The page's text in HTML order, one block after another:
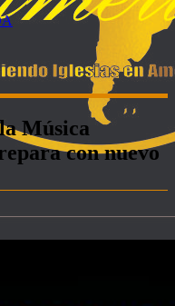
Música
con nuevo